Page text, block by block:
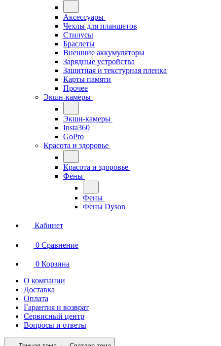
Аксессуары
Чехлы для планшетов
Стилусы
Браслеты
Внешние аккумуляторы
Зарядные устройства
Защитная и текстурная пленка
Карты памяти
Прочее
Экшн-камеры
Экшн-камеры
Insta360
GoPro
Красота и здоровье
Красота и здоровье
Фены
Фены
Фены Dyson
Кабинет
0 Сравнение
0 Корзина
О компании
Доставка
Оплата
Гарантия и возврат
Сервисный центр
Вопросы и ответы